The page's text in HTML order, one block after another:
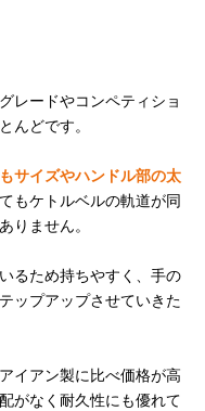
レードやコンペティショ
んどです。
サイズやハンドル部の太
もケトルベルの軌道が同
りません。
るため持ちやすく、手の
ップアップさせていきた
イアン製に比べ価格が高
がなく耐久性にも優れて